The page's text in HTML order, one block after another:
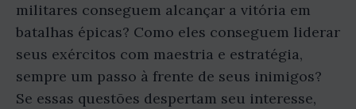
militares conseguem alcançar a vitória em
batalhas épicas? Como eles conseguem liderar
seus exércitos com maestria e estratégia,
sempre um passo à frente de seus inimigos?
Se essas questões despertam seu interesse,